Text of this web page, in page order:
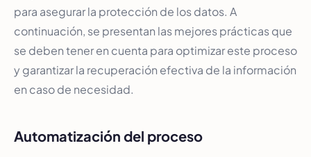
para asegurar la protección de los datos. A
continuación, se presentan las mejores prácticas que
se deben tener en cuenta para optimizar este proceso
y garantizar la recuperación efectiva de la información
en caso de necesidad.
Automatización del proceso